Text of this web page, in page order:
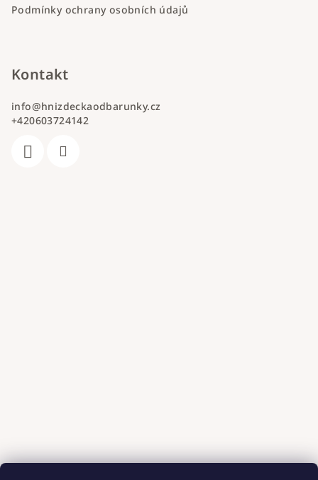
Podmínky ochrany osobních údajů
Kontakt
info@hnizdeckaodbarunky.cz
+420603724142